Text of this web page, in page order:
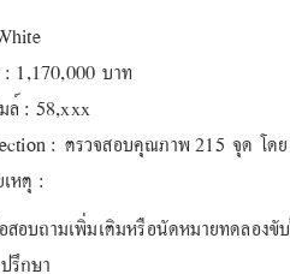
: 1,170,000 บาท
ล์ : 58,xxx
: ตรวจสอบคุณภาพ 215 จุด โ
หตุ :
อบถามเพิ่มเติมหรือนัดหมายทดลองขั
รึกษา